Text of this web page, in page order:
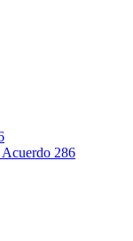
286